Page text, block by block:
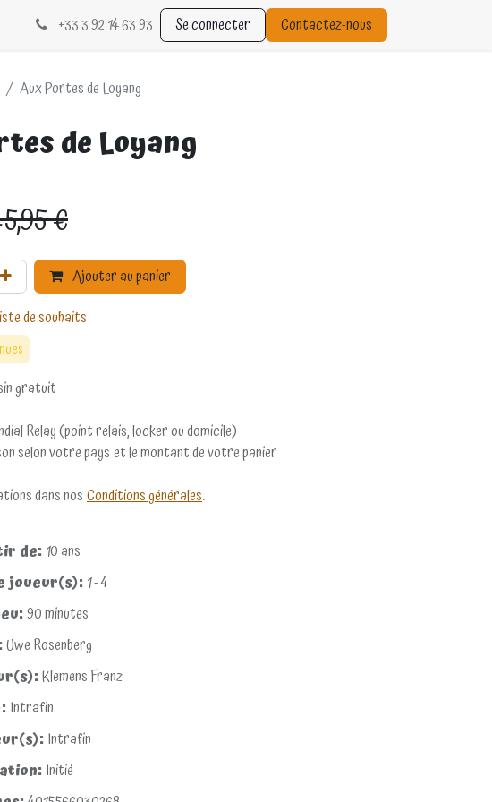
+33 3 92 14 63 93 Se connecter Contactez-nous
Aux Portes de Loyang
de Loyang
€
Ajouter au panier
de souhaits
gratuit
Relay (point relais, locker ou domicile)
selon votre pays et le montant de votre panier
dans nosConditions générales.
de:10ans
joueur(s):1 - 4
90minutes
Uwe Rosenberg
Klemens Franz
Intrafin
Intrafin
Initié